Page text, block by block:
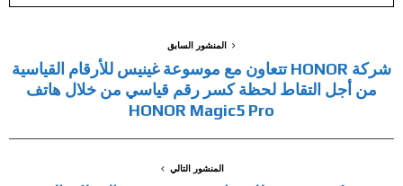
المنشور السابق
شركة HONOR تتعاون مع موسوعة غينيس للأرقام القياسية
من أجل التقاط لحظة كسر رقم قياسي من خلال هاتف
HONOR Magic5 Pro
المنشور التالي